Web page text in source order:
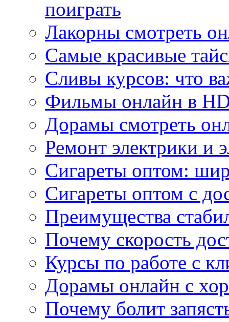
поиграть
Лакорны смотреть
Самые красивые
Сливы курсов: что
Фильмы онлайн в
Дорамы смотреть
Ремонт электрики и
Сигареты оптом:
Сигареты оптом с
Преимущества
Почему скорость
Курсы по работе с
Дорамы онлайн с
Почему болит